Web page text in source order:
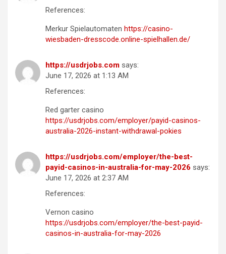
References:
Merkur Spielautomaten https://casino-
wiesbaden-dresscode.online-spielhallen.de/
https://usdrjobs.com says:
June 17, 2026 at 1:13 AM
References:
Red garter casino
https://usdrjobs.com/employer/payid-casinos-
australia-2026-instant-withdrawal-pokies
https://usdrjobs.com/employer/the-best-
payid-casinos-in-australia-for-may-2026 says:
June 17, 2026 at 2:37 AM
References:
Vernon casino
https://usdrjobs.com/employer/the-best-payid-
casinos-in-australia-for-may-2026